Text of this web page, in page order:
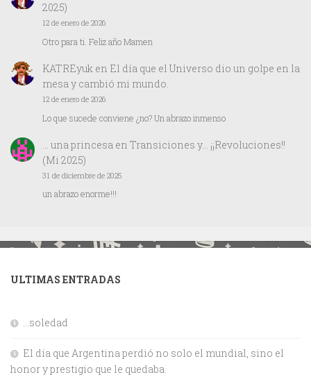
2025)
12 de enero de 2026
Otro para ti. Feliz año Mamen
KATREyuken El día que el Universo dio un golpe en la
mesa y cambió mi mundo.
12 de enero de 2026
Lo que sucede conviene ¿no? Un abrazo inmenso
… una princesa en Transiciones y… ¡¡Revoluciones!!
(Mi 2025)
31 de diciembre de 2025
un abrazo enorme!!!
ULTIMAS ENTRADAS
…soledad
El día que Argentina perdió no solo el mundial, sino el
honor y prestigio que le quedaba.